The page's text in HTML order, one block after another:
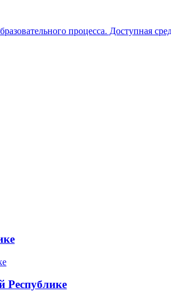
процесса. Доступная
Республике